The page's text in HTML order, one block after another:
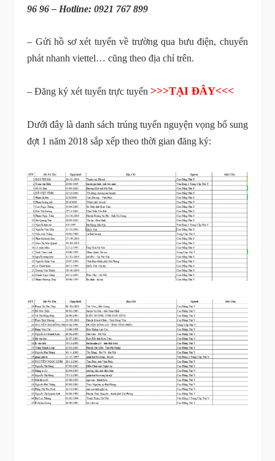
96 96 – Hotline: 0921 767 899
– Gửi hồ sơ xét tuyển về trường qua bưu điện, chuyển
phát nhanh viettel… cũng theo địa chỉ trên.
– Đăng ký xét tuyển trực tuyến >>>TẠI ĐÂY<<<
Dưới đây là danh sách trúng tuyển nguyện vọng bổ sung
đợt 1 năm 2018 sắp xếp theo thời gian đăng ký: